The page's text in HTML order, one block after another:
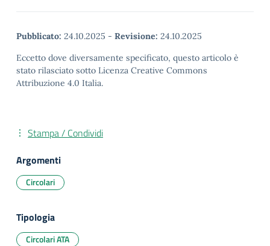
Pubblicato: 24.10.2025 - Revisione: 24.10.2025
Eccetto dove diversamente specificato, questo articolo è
stato rilasciato sotto Licenza Creative Commons
Attribuzione 4.0 Italia.
Stampa / Condividi
Argomenti
Circolari
Tipologia
Circolari ATA